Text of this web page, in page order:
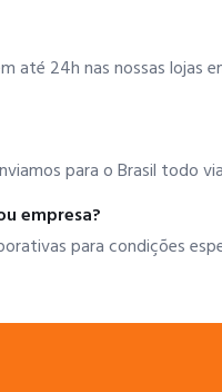
até 24h nas nossas lojas
para o Brasil todo
empresa?
para condições